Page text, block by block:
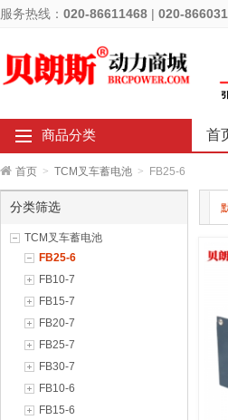
服务热线： 020-86611468 | 020-
商品分类 首
首页 > TCM叉车蓄电池 > FB25-6
分类筛选
TCM叉车蓄电池
FB25-6
FB10-7
FB15-7
FB20-7
FB25-7
FB30-7
FB10-6
FB15-6